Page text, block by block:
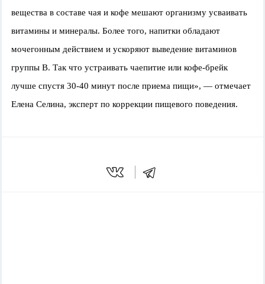
вещества в составе чая и кофе мешают организму усваивать
витамины и минералы. Более того, напитки обладают
мочегонным действием и ускоряют выведение витаминов
группы B. Так что устраивать чаепитие или кофе-брейк
лучше спустя 30-40 минут после приема пищи», — отмечает
Елена Селина, эксперт по коррекции пищевого поведения.